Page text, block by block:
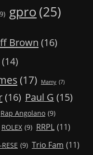
gpro(25)
Brown (16)
(14)
(17) Mamy (7)
(16) Paul G (15)
Rap Angolano (9)
ROLEX (9) RRPL (11)
(9) Trio Fam (11)